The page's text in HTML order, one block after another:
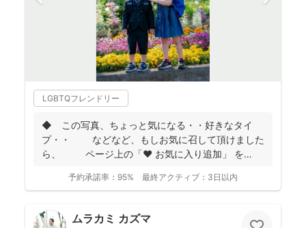
LGBTQフレンドリー
◆ この写真、ちょっと気になる・・好きなタイ
プ・・ などなど、もしお気に召して頂けました
ら、 ページ上の「❤ お気に入り追加」 を
予約承諾率： 95% 最終アクティブ： 3日以内
ムラカミ カズマ